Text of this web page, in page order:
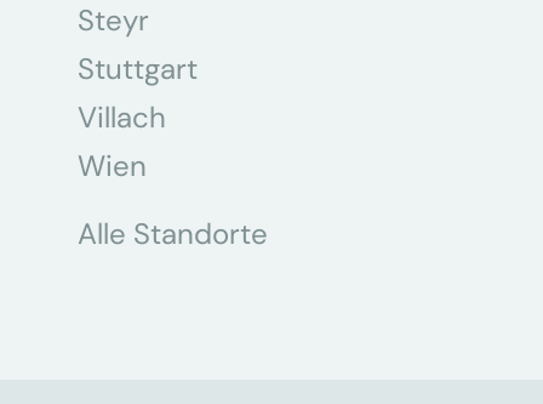
Steyr
Stuttgart
Villach
Wien
Alle Standorte